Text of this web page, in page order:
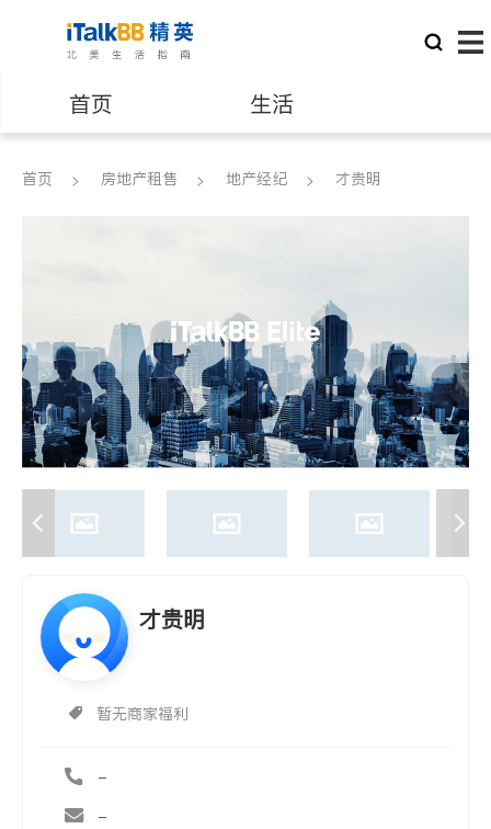
首页 生活
医生 律师
会计师
建筑装修
首页 房地产租售 地产经纪 才贵明
才贵明
暂无商家福利
-
-